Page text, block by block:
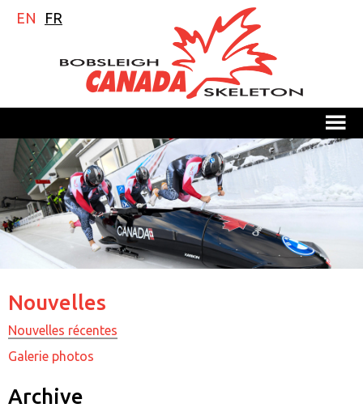
EN FR
M
Nouvelles
Nouvelles récentes
Galerie photos
Archive